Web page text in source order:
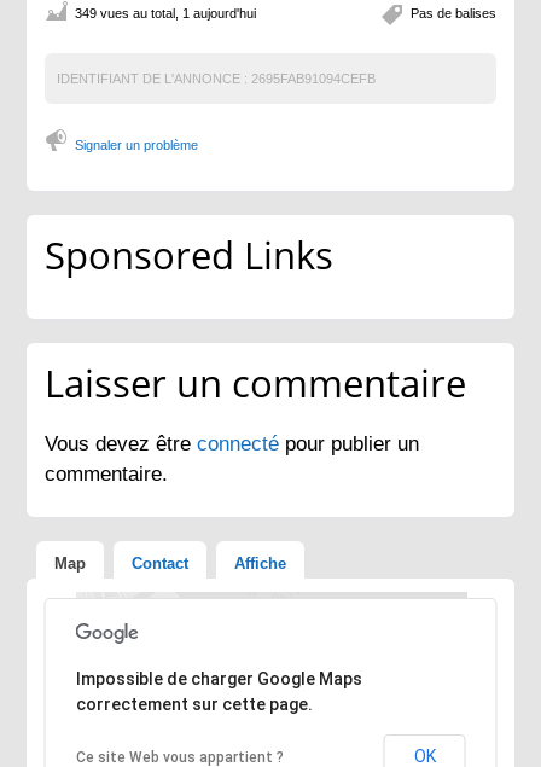
Pas de balises
349 vues au total, 1 aujourd'hui
IDENTIFIANT DE L'ANNONCE : 2695FAB91094CEFB
Signaler un problème
Sponsored Links
Laisser un commentaire
Vous devez êtreconnecté pour publier un
commentaire.
Map Contact Affiche
Désolé, l'adresse n'a pas pu être trouvée.
Impossible de charger Google Maps
correctement sur cette page.
Ce site Web vous appartient ? OK